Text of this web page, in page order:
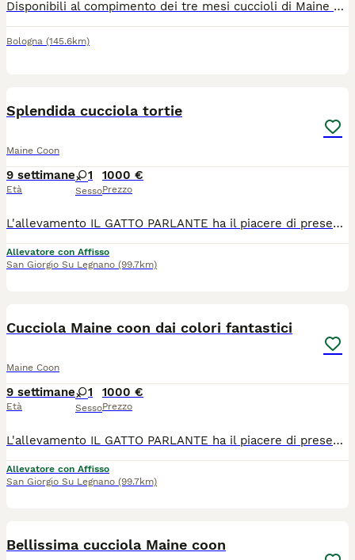
Disponibili al compimento dei tre mesi cuccioli di Maine Coon xxl Verranno consegnati con vaccini, sverminazioni, antiparassitari, kit cucciolo, certificato di buona salute. Pedigree da compagnia. Genitori testati Di proprietà Abituati al contatto con bambini, cani e simili, sono dolcissimi e coccoloni
Bologna (145.6km)
Splendida cucciola tortie
Maine Coon
9 settimane
Età
1
Sesso
1000 €
Prezzo
L'allevamento IL GATTO PARLANTE ha il piacere di presentarvi Primula, nata il 4/06/2026. Una micia molto elegante ma amante del gioco. Cresciuta in ambiente familiare, con possibilità di socializzare anche con altri gatti, abituata a molteplici tipi di lettiera, tiragraffi e classici rumori domestici. Verrà ceduta con contratto da compagnia, pedigree ANFI, doppia vaccinazione e doppia sverminazione, microchip, libretto sanitario, certificato di buona salute, test genetici dei genitori e kit cucciolo. I genitori sono visibili presso il nostro allevamento e siamo disponibili per organizzare delle visite. Ci troviamo a San Giorgio su legnano in provincia di Milano. Potete contattarci per informazioni e seguirci sui social.
Allevatore con Affisso
San Giorgio Su Legnano (99.7km)
Cucciola Maine coon dai colori fantastici
Maine Coon
9 settimane
Età
1
Sesso
1000 €
Prezzo
L'allevamento IL GATTO PARLANTE ha il piacere di presentarvi la nostra Prugna, nata il 4/06/2026. Una tortie dalle sfumature fantastiche, dolce e giocherellona. Cresciuta in ambiente familiare, con possibilità di socializzare anche con altri gatti, abituata a molteplici tipi di lettiera, tiragraffi e classici rumori domestici. Verrà ceduta con contratto da compagnia, pedigree ANFI, doppia vaccinazione e doppia sverminazione, microchip, libretto sanitario, certificato di buona salute, test genetici dei genitori e kit cucciolo. I genitori sono visibili presso il nostro allevamento e siamo disponibili per organizzare delle visite. Ci troviamo a San Giorgio su legnano in provincia di Milano. Potete contattarci per informazioni e seguirci sui social.
Allevatore con Affisso
San Giorgio Su Legnano (99.7km)
Bellissima cucciola Maine coon